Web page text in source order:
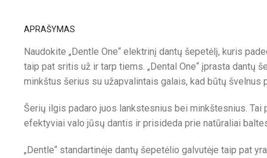
APRAŠYMAS
Naudokite „Dentle One“ elektrinį dantų šepetėlį, kuris
taip pat sritis už ir tarp tiems. „Dental One“ įprasta dantų
minkštus šerius su užapvalintais galais, kad būtų švelnus
Šerių ilgis padaro juos lankstesnius bei minkštesnius. Tai
efektyviai valo jūsų dantis ir prisideda prie natūraliai
„Dentle“ standartinėje dantų šepetėlio galvutėje taip pat